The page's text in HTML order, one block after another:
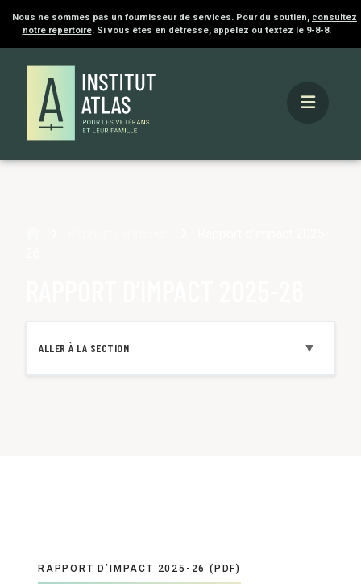
Nous ne sommes pas un fournisseur de services. Pour du soutien, consultez
notre répertoire. Si vous êtes en détresse, appelez ou textez le 9-8-8.
ALLER À LA SECTION ▼
RAPPORT D’IMPACT 2025-26 (PDF)